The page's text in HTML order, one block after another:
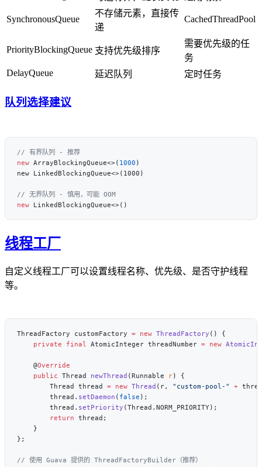
SynchronousQueue
不存储元素，直接传
递
CachedThreadPool
PriorityBlockingQueue 支持优先级排序
需要优先级的任
务
DelayQueue
延迟队列 定时任务
队列选择建议
new ArrayBlockingQueue<>( 1000
new
线程工厂
自定义线程工厂可以设置线程名称、优先级、是否守护线程
等。
ThreadFactory customFactory = new ThreadFactory
    private
final AtomicInteger threadNumber = new
    @
    public
Thread newThread (Runnable r
        Thread thread
= new Thread (r, "custom-pool-" +
        thread.
setDaemon ( false
        thread.
setPriority
        return